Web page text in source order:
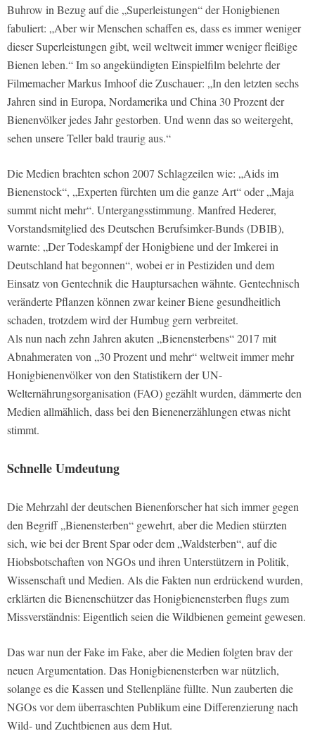
Buhrow in Bezug auf die „Superleistungen“ der Honigbienen
fabuliert: „Aber wir Menschen schaffen es, dass es immer weniger
dieser Superleistungen gibt, weil weltweit immer weniger fleißige
Bienen leben.“ Im so angekündigten Einspielfilm belehrte der
Filmemacher Markus Imhoof die Zuschauer: „In den letzten sechs
Jahren sind in Europa, Nordamerika und China 30 Prozent der
Bienenvölker jedes Jahr gestorben. Und wenn das so weitergeht,
sehen unsere Teller bald traurig aus.“
Die Medien brachten schon 2007 Schlagzeilen wie: „Aids im
Bienenstock“, „Experten fürchten um die ganze Art“ oder „Maja
summt nicht mehr“. Untergangsstimmung. Manfred Hederer,
Vorstandsmitglied des Deutschen Berufsimker-Bunds (DBIB),
warnte: „Der Todeskampf der Honigbiene und der Imkerei in
Deutschland hat begonnen“, wobei er in Pestiziden und dem
Einsatz von Gentechnik die Hauptursachen wähnte. Gentechnisch
veränderte Pflanzen können zwar keiner Biene gesundheitlich
schaden, trotzdem wird der Humbug gern verbreitet.
Als nun nach zehn Jahren akuten „Bienensterbens“ 2017 mit
Abnahmeraten von „30 Prozent und mehr“ weltweit immer mehr
Honigbienenvölker von den Statistikern der UN-
Welternährungsorganisation (FAO) gezählt wurden, dämmerte den
Medien allmählich, dass bei den Bienenerzählungen etwas nicht
stimmt.
Schnelle Umdeutung
Die Mehrzahl der deutschen Bienenforscher hat sich immer gegen
den Begriff „Bienensterben“ gewehrt, aber die Medien stürzten
sich, wie bei der Brent Spar oder dem „Waldsterben“, auf die
Hiobsbotschaften von NGOs und ihren Unterstützern in Politik,
Wissenschaft und Medien. Als die Fakten nun erdrückend wurden,
erklärten die Bienenschützer das Honigbienensterben flugs zum
Missverständnis: Eigentlich seien die Wildbienen gemeint gewesen.
Das war nun der Fake im Fake, aber die Medien folgten brav der
neuen Argumentation. Das Honigbienensterben war nützlich,
solange es die Kassen und Stellenpläne füllte. Nun zauberten die
NGOs vor dem überraschten Publikum eine Differenzierung nach
Wild- und Zuchtbienen aus dem Hut.